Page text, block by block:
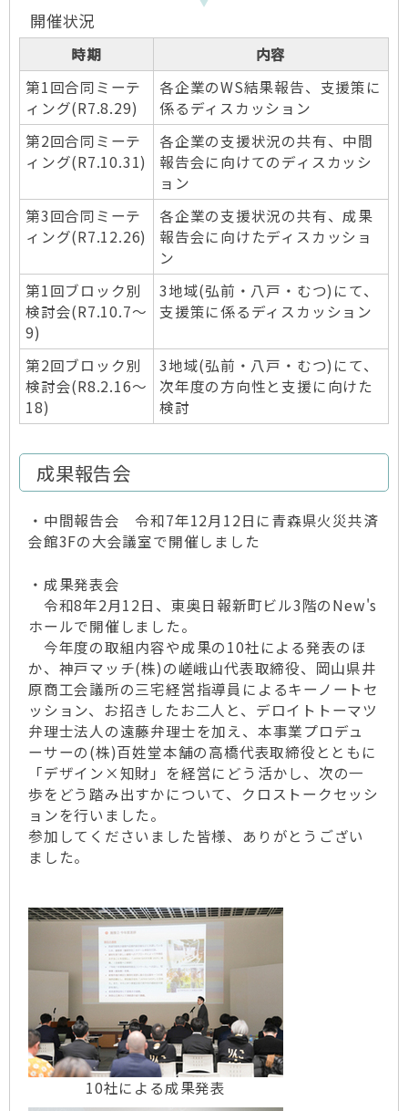
開催状況
時期
内容
第1回合同ミーテ
ィング(R7.8.29)
各企業のWS結果報告、支援策に
係るディスカッション
第2回合同ミーテ
ィング(R7.10.31)
各企業の支援状況の共有、中間
報告会に向けてのディスカッシ
ョン
第3回合同ミーテ
ィング(R7.12.26)
各企業の支援状況の共有、成果
報告会に向けたディスカッショ
ン
第1回ブロック別
検討会(R7.10.7～
9)
3地域(弘前・八戸・むつ)にて、
支援策に係るディスカッション
第2回ブロック別
検討会(R8.2.16～
18)
3地域(弘前・八戸・むつ)にて、
次年度の方向性と支援に向けた
検討
成果報告会
・中間報告会 令和7年12月12日に青森県火災共済
会館3Fの大会議室で開催しました
・成果発表会
令和8年2月12日、東奥日報新町ビル3階のNew's
ホールで開催しました。
今年度の取組内容や成果の10社による発表のほ
か、神戸マッチ(株)の嵯峨山代表取締役、岡山県井
原商工会議所の三宅経営指導員によるキーノートセ
ッション、お招きしたお二人と、デロイトトーマツ
弁理士法人の遠藤弁理士を加え、本事業プロデュ
ーサーの(株)百姓堂本舗の高橋代表取締役とともに
「デザイン×知財」を経営にどう活かし、次の一
歩をどう踏み出すかについて、クロストークセッシ
ョンを行いました。
参加してくださいました皆様、ありがとうござい
ました。
10社による成果発表